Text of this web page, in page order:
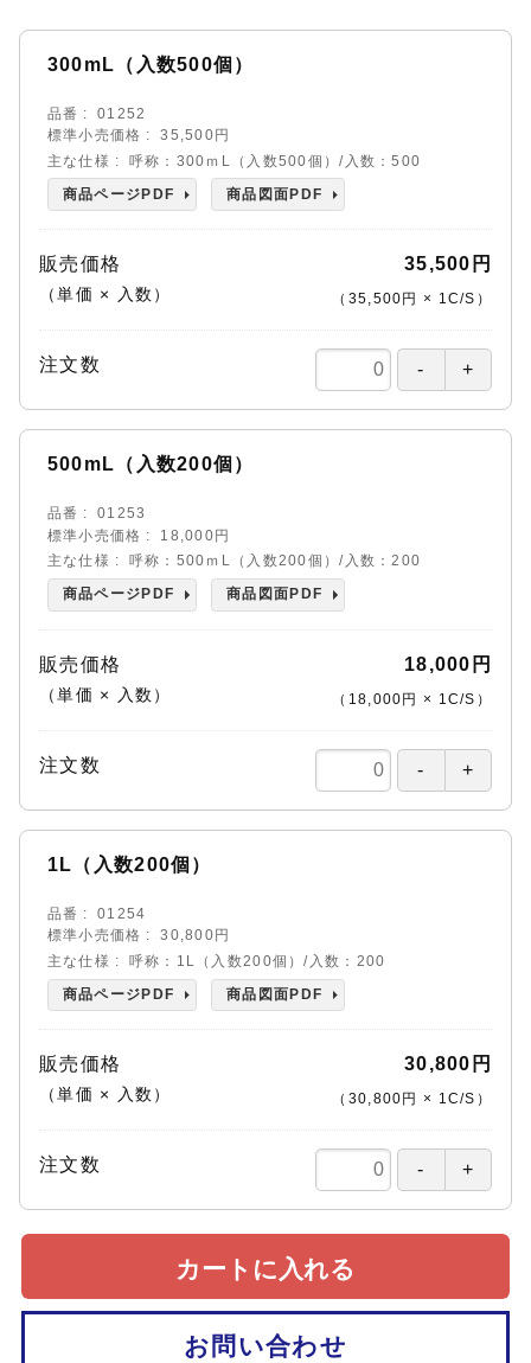
300mL（入数500個）
品番
01252
標準小売価格
35,500円
主な仕様
呼称：300ｍL（入数500個）/入数：500
商品ページPDF
商品図面PDF
販売価格
（単価 × 入数）
35,500円
（ 35,500円 × 1C/S ）
注文数
500mL（入数200個）
品番
01253
標準小売価格
18,000円
主な仕様
呼称：500ｍL（入数200個）/入数：200
商品ページPDF
商品図面PDF
販売価格
（単価 × 入数）
18,000円
（ 18,000円 × 1 C/S ）
注文数
1L（入数200個）
品番
01254
標準小売価格
30,800円
主な仕様
呼称：1L（入数200個）/入数：200
商品ページPDF
商品図面PDF
販売価格
（単価 × 入数）
30,800円
（ 30,800円 × 1C/S ）
注文数
お問い合わせ
カートに入れる